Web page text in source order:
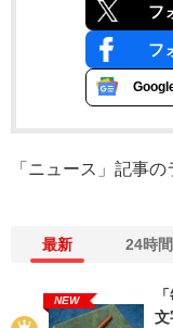
フ
フ
「ニュース」記事
最新 24時間
NEW
文